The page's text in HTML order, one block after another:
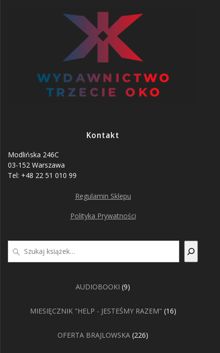
Kontakt
Modlińska 246C
03-152 Warszawa
Tel: +48 22 51 010 99
Regulamin Sklepu
Polityka Prywatności
AUDIOBOOKI 99
MIESIĘCZNIK "HELP - JESTEŚMY RAZEM" 1616
OFERTA BRAJLOWSKA 226226